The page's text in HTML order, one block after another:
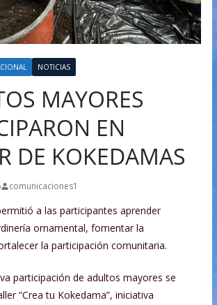
NOTICIAS
MAYORES
EN
DE KOKEDAMAS
comunicaciones1
a las participantes aprender
ornamental, fomentar la
la participación comunitaria.
participación de adultos mayores se
“Crea tu Kokedama”, iniciativa